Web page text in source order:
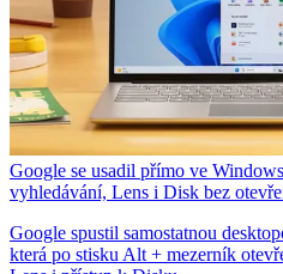
Google se usadil přímo ve
vyhledávání, Lens i Disk bez
Google spustil samostatnou
která po stisku Alt + mezerník